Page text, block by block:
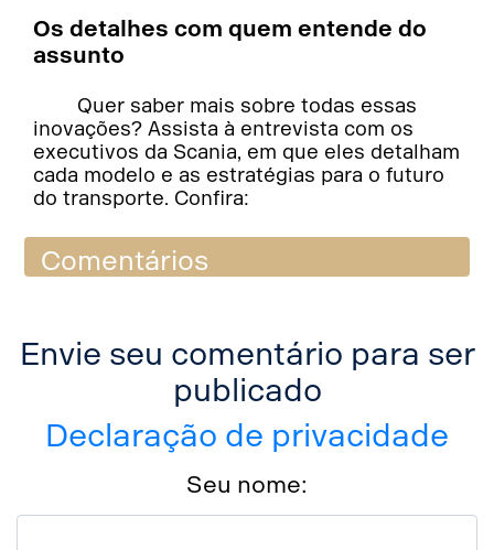
Os detalhes com quem entende do
assunto
Quer saber mais sobre todas essas
inovações? Assista à entrevista com os
executivos da Scania, em que eles detalham
cada modelo e as estratégias para o futuro
do transporte. Confira:
Comentários
Envie seu comentário para ser
publicado
Declaração de privacidade
Seu nome: